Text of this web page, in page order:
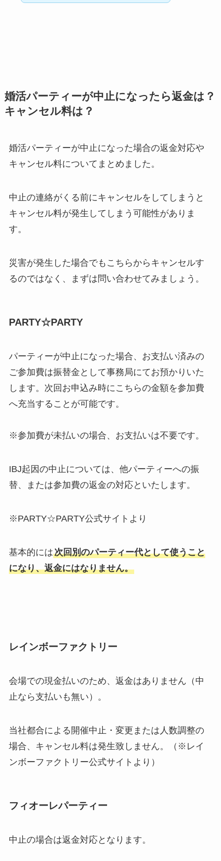
婚活パーティーが中止になったら返金は？
キャンセル料は？
婚活パーティーが中止になった場合の返金対応や
キャンセル料についてまとめました。
中止の連絡がくる前にキャンセルをしてしまうと
キャンセル料が発生してしまう可能性がありま
す。
災害が発生した場合でもこちらからキャンセルす
るのではなく、まずは問い合わせてみましょう。
PARTY☆PARTY
パーティーが中止になった場合、お支払い済みの
ご参加費は振替金として事務局にてお預かりいた
します。次回お申込み時にこちらの金額を参加費
へ充当することが可能です。
※参加費が未払いの場合、お支払いは不要です。
IBJ起因の中止については、他パーティーへの振
替、または参加費の返金の対応といたします。
※PARTY☆PARTY公式サイトより
基本的には次回別のパーティー代として使うこと
になり、返金にはなりません。
レインボーファクトリー
会場での現金払いのため、返金はありません（中
止なら支払いも無い）。
当社都合による開催中止・変更または人数調整の
場合、キャンセル料は発生致しません。（※レイ
ンボーファクトリー公式サイトより）
フィオーレパーティー
中止の場合は返金対応となります。